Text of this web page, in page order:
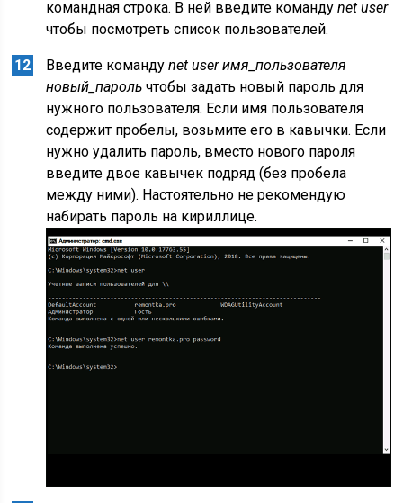
командная строка. В ней введите командуnet user
чтобы посмотреть список пользователей.
Введите командуnet user имя_пользователя
новый_пароль чтобы задать новый пароль для
нужного пользователя. Если имя пользователя
содержит пробелы, возьмите его в кавычки. Если
нужно удалить пароль, вместо нового пароля
введите двое кавычек подряд (без пробела
между ними). Настоятельно не рекомендую
набирать пароль на кириллице.